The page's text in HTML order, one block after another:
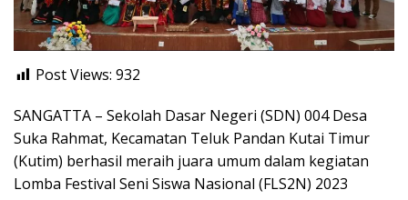
Post Views: 932
SANGATTA – Sekolah Dasar Negeri (SDN) 004 Desa
Suka Rahmat, Kecamatan Teluk Pandan Kutai Timur
(Kutim) berhasil meraih juara umum dalam kegiatan
Lomba Festival Seni Siswa Nasional (FLS2N) 2023